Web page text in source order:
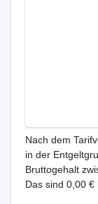
Nach dem
in der
Bruttogehalt
Das sind 0,00 €